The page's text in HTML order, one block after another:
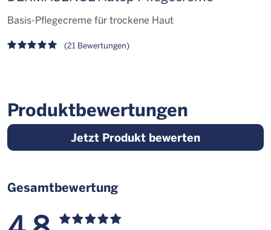
Basis-Pflegecreme für trockene Haut
(21 Bewertungen)
Produktbewertungen
Jetzt Produkt bewerten
Gesamtbewertung